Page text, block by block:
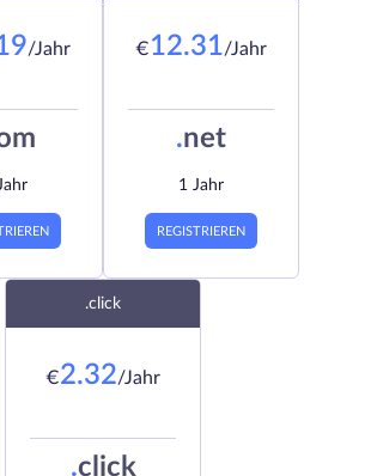
/Jahr €12.31/Jahr
.net
1 Jahr
REGISTRIEREN
.click
€2.32/Jahr
.click